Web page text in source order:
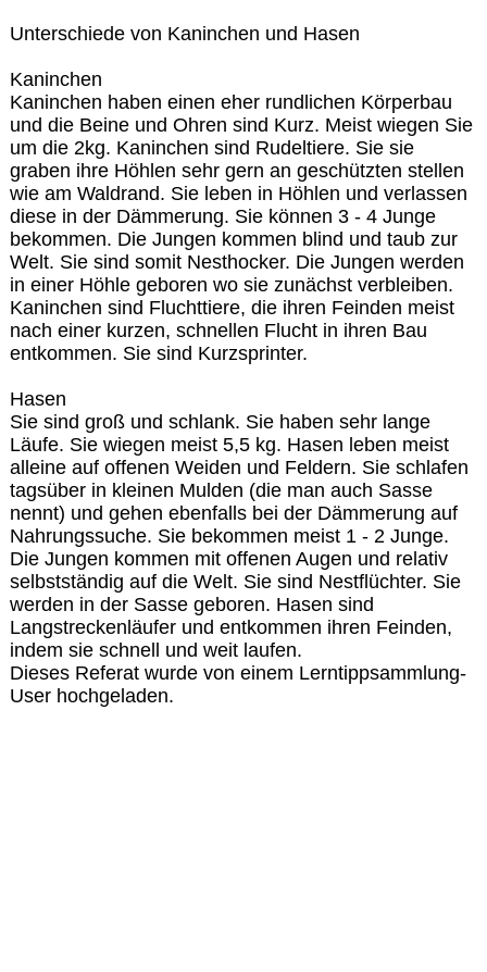
Unterschiede von Kaninchen und Hasen
Kaninchen
Kaninchen haben einen eher rundlichen Körperbau
und die Beine und Ohren sind Kurz. Meist wiegen Sie
um die 2kg. Kaninchen sind Rudeltiere. Sie sie
graben ihre Höhlen sehr gern an geschützten stellen
wie am Waldrand. Sie leben in Höhlen und verlassen
diese in der Dämmerung. Sie können 3 - 4 Junge
bekommen. Die Jungen kommen blind und taub zur
Welt. Sie sind somit Nesthocker. Die Jungen werden
in einer Höhle geboren wo sie zunächst verbleiben.
Kaninchen sind Fluchttiere, die ihren Feinden meist
nach einer kurzen, schnellen Flucht in ihren Bau
entkommen. Sie sind Kurzsprinter.
Hasen
Sie sind groß und schlank. Sie haben sehr lange
Läufe. Sie wiegen meist 5,5 kg. Hasen leben meist
alleine auf offenen Weiden und Feldern. Sie schlafen
tagsüber in kleinen Mulden (die man auch Sasse
nennt) und gehen ebenfalls bei der Dämmerung auf
Nahrungssuche. Sie bekommen meist 1 - 2 Junge.
Die Jungen kommen mit offenen Augen und relativ
selbstständig auf die Welt. Sie sind Nestflüchter. Sie
werden in der Sasse geboren. Hasen sind
Langstreckenläufer und entkommen ihren Feinden,
indem sie schnell und weit laufen.
Dieses Referat wurde von einem Lerntippsammlung-
User hochgeladen.